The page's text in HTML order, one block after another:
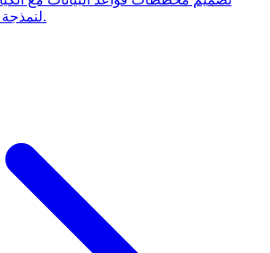
لنمذجة وتوثيق قواعد البيانات.